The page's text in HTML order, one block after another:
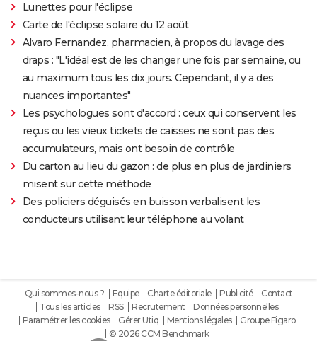
Lunettes pour l'éclipse
Carte de l'éclipse solaire du 12 août
Alvaro Fernandez, pharmacien, à propos du lavage des
draps : "L'idéal est de les changer une fois par semaine, ou
au maximum tous les dix jours. Cependant, il y a des
nuances importantes"
Les psychologues sont d'accord : ceux qui conservent les
reçus ou les vieux tickets de caisses ne sont pas des
accumulateurs, mais ont besoin de contrôle
Du carton au lieu du gazon : de plus en plus de jardiniers
misent sur cette méthode
Des policiers déguisés en buisson verbalisent les
conducteurs utilisant leur téléphone au volant
Qui sommes-nous ? Equipe Charte éditoriale Publicité
Contact
Tous les articles
RSS Recrutement
Données personnelles
Paramétrer les cookies
Gérer Utiq Mentions légales
Groupe Figaro
© 2026 CCM Benchmark